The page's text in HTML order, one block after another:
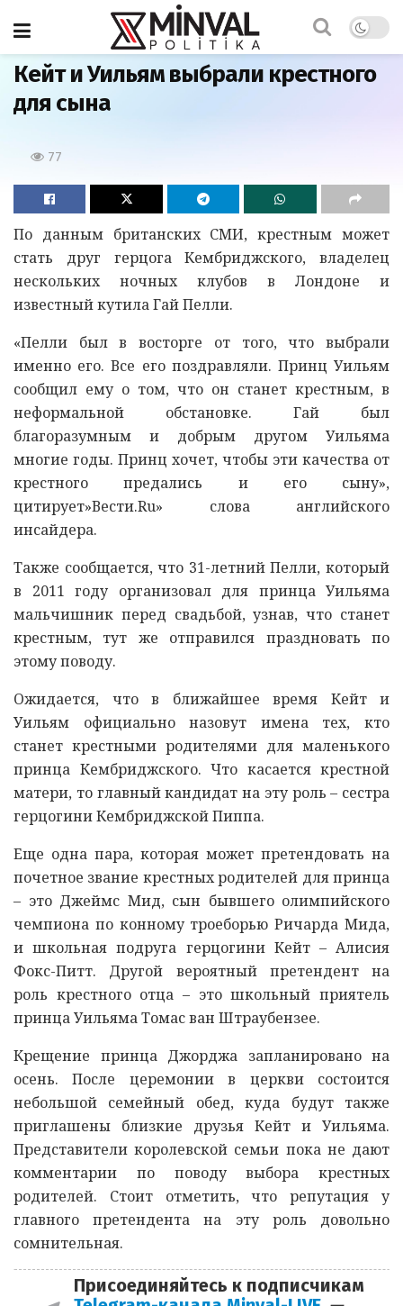
Главная
Кейт и Уильям выбрали крестного
для сына
77
По данным британских СМИ, крестным может
стать друг герцога Кембриджского, владелец
нескольких ночных клубов в Лондоне и
известный кутила Гай Пелли.
«Пелли был в восторге от того, что выбрали
именно его. Все его поздравляли. Принц Уильям
сообщил ему о том, что он станет крестным, в
неформальной обстановке. Гай был
благоразумным и добрым другом Уильяма
многие годы. Принц хочет, чтобы эти качества от
крестного предались и его сыну»,
цитирует»Вести.Ru» слова английского
инсайдера.
Также сообщается, что 31-летний Пелли, который
в 2011 году организовал для принца Уильяма
мальчишник перед свадьбой, узнав, что станет
крестным, тут же отправился праздновать по
этому поводу.
Ожидается, что в ближайшее время Кейт и
Уильям официально назовут имена тех, кто
станет крестными родителями для маленького
принца Кембриджского. Что касается крестной
матери, то главный кандидат на эту роль – сестра
герцогини Кембриджской Пиппа.
Еще одна пара, которая может претендовать на
почетное звание крестных родителей для принца
– это Джеймс Мид, сын бывшего олимпийского
чемпиона по конному троеборью Ричарда Мида,
и школьная подруга герцогини Кейт – Алисия
Фокс-Питт. Другой вероятный претендент на
роль крестного отца – это школьный приятель
принца Уильяма Томас ван Штраубензее.
Крещение принца Джорджа запланировано на
осень. После церемонии в церкви состоится
небольшой семейный обед, куда будут также
приглашены близкие друзья Кейт и Уильяма.
Представители королевской семьи пока не дают
комментарии по поводу выбора крестных
родителей. Стоит отметить, что репутация у
главного претендента на эту роль довольно
сомнительная.
Присоединяйтесь к подписчикам